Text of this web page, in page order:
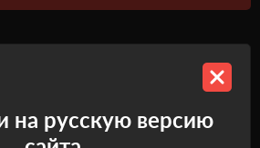
на русскую версию